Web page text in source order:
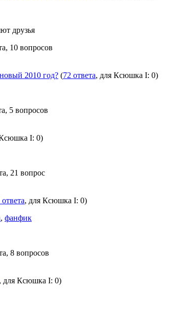
друзья
10 вопросов
2010 год? (72 ответа, для Ксюшка I: 0)
5 вопросов
I: 0)
21 вопрос
, для Ксюшка I: 0)
, фанфик
8 вопросов
, для Ксюшка I: 0)